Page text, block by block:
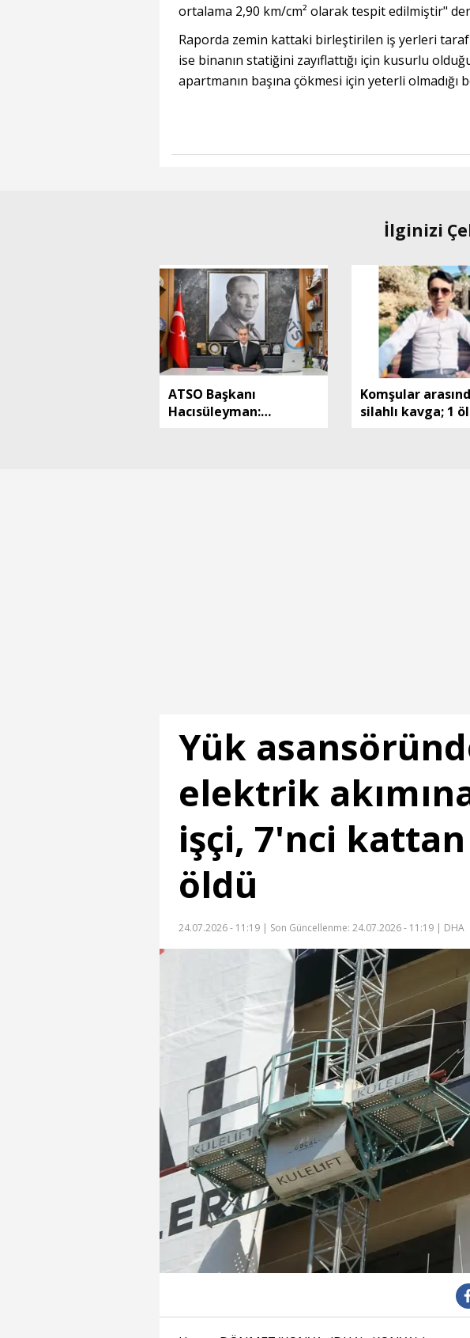
ortalama 2,90 km/cm² olarak tespit edilmiştir"
Raporda zemin kattaki birleştirilen iş yerleri
ise binanın statiğini zayıflattığı için kusurlu
apartmanın başına çökmesi için yeterli olmadığı
İlginizi
ATSO Başkanı
Hacısüleyman:
Komşular
silahlı kavga; 1
Yük
elektrik
işçi, 7'nci
öldü
24.07.2026 - 11:19 | Son Güncellenme: 24.07.2026 - 11:19 | DHA